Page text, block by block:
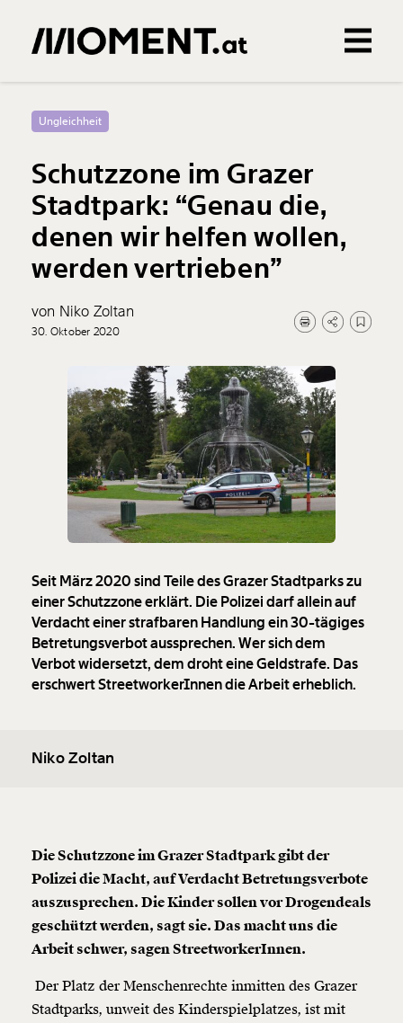
0Treffer
Ungleichheit
Schutzzone im Grazer
Stadtpark: “Genau die,
denen wir helfen wollen,
werden vertrieben”
von Niko Zoltan
30. Oktober 2020
Seit März 2020 sind Teile des Grazer Stadtparks zu
einer Schutzzone erklärt. Die Polizei darf allein auf
Verdacht einer strafbaren Handlung ein 30-tägiges
Betretungsverbot aussprechen. Wer sich dem
Verbot widersetzt, dem droht eine Geldstrafe. Das
erschwert StreetworkerInnen die Arbeit erheblich.
Niko Zoltan
Die Schutzzone im Grazer Stadtpark gibt der
Polizei die Macht, auf Verdacht Betretungsverbote
auszusprechen. Die Kinder sollen vor Drogendeals
geschützt werden, sagt sie. Das macht uns die
Arbeit schwer, sagen StreetworkerInnen.
Der Platz der Menschenrechte inmitten des Grazer
Stadtparks, unweit des Kinderspielplatzes, ist mit